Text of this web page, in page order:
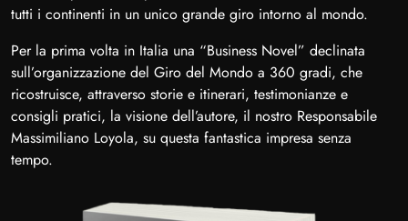
tutti i continenti in un unico grande giro intorno al mondo.
Per la prima volta in Italia una “Business Novel” declinata
sull’organizzazione del Giro del Mondo a 360 gradi, che
ricostruisce, attraverso storie e itinerari, testimonianze e
consigli pratici, la visione dell’autore, il nostro Responsabile
Massimiliano Loyola, su questa fantastica impresa senza
tempo.